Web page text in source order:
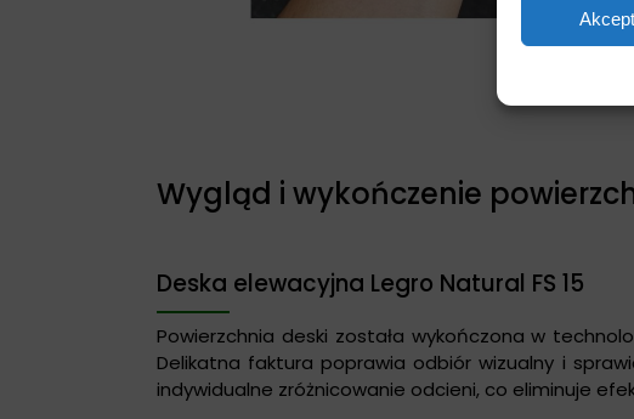
Wygląd i wykończenie
Deska elewacyjna Legro Natural FS 15
Powierzchnia deski została wykończona w
Delikatna faktura poprawia odbiór wizualny i
indywidualne zróżnicowanie odcieni, co eliminuje